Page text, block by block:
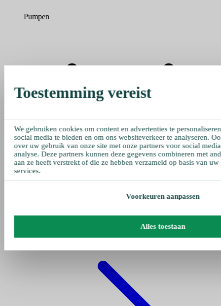
Pumpen
Toestemming vereist
We gebruiken cookies om content en advertenties te
social media te bieden en om ons websiteverkeer te analyseren.
over uw gebruik van onze site met onze partners voor social
analyse. Deze partners kunnen deze gegevens combineren met
aan ze heeft verstrekt of die ze hebben verzameld op basis van
services.
Voorkeuren aanpassen
Alles toestaan